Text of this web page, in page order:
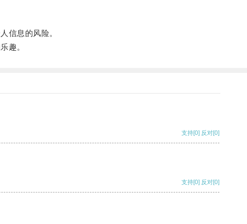
信息的风险。
趣。
支持[0] 反对[0]
支持[0] 反对[0]